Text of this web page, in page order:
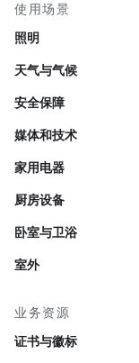
使用场景
照明
天气与气候
安全保障
媒体和技术
家用电器
厨房设备
卧室与卫浴
室外
业务资源
证书与徽标